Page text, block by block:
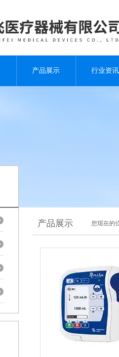
产品展示 行业资讯
产品展示 您现在的